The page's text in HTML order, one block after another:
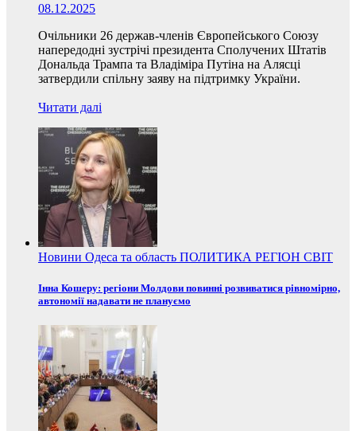
08.12.2025
Очільники 26 держав-членів Європейського Союзу
напередодні зустрічі президента Сполучених Штатів
Дональда Трампа та Владіміра Путіна на Алясці
затвердили спільну заяву на підтримку України.
Читати далі
Новини Одеса та область ПОЛИТИКА РЕГІОН СВІТ
Інна Кошеру: регіони Молдови повинні розвиватися рівномірно,
автономії надавати не плануємо